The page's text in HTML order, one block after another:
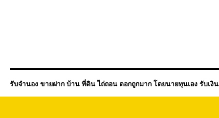
รับจำนอง ขายฝาก บ้าน ที่ดิน ไถ่ถอน ดอกถูกมาก โดยนายทุนเอง รับเงิ